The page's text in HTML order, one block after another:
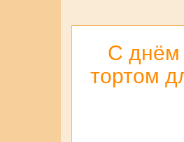
С днём
тортом